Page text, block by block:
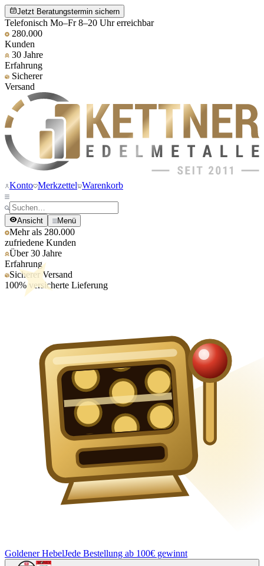
Jetzt Beratungstermin sichern
Telefonisch Mo–Fr 8–20 Uhr erreichbar
280.000
Kunden
30 Jahre
Erfahrung
Sicherer
Versand
Konto Merkzettel Warenkorb
Ansicht Menü
Mehr als 280.000
zufriedene Kunden
Über 30 Jahre
Erfahrung
Sicherer Versand
100% versicherte Lieferung
Goldener HebelJede Bestellung ab 100€ gewinnt